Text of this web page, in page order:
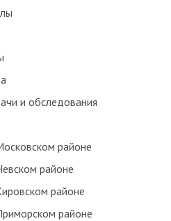
и обследования
районе
районе
районе
районе